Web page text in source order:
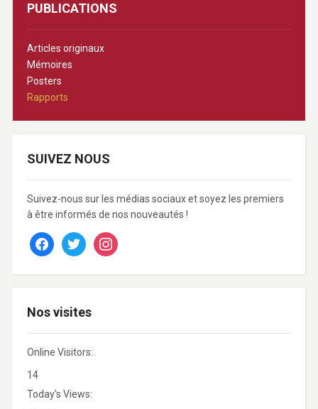
PUBLICATIONS
Articles originaux
Mémoires
Posters
Rapports
SUIVEZ NOUS
Suivez-nous sur les médias sociaux et soyez les premiers
à être informés de nos nouveautés !
facebooktwitter instagram
Nos visites
Online Visitors:
14
Today's Views: